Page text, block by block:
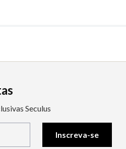
Seculus
Inscreva-se